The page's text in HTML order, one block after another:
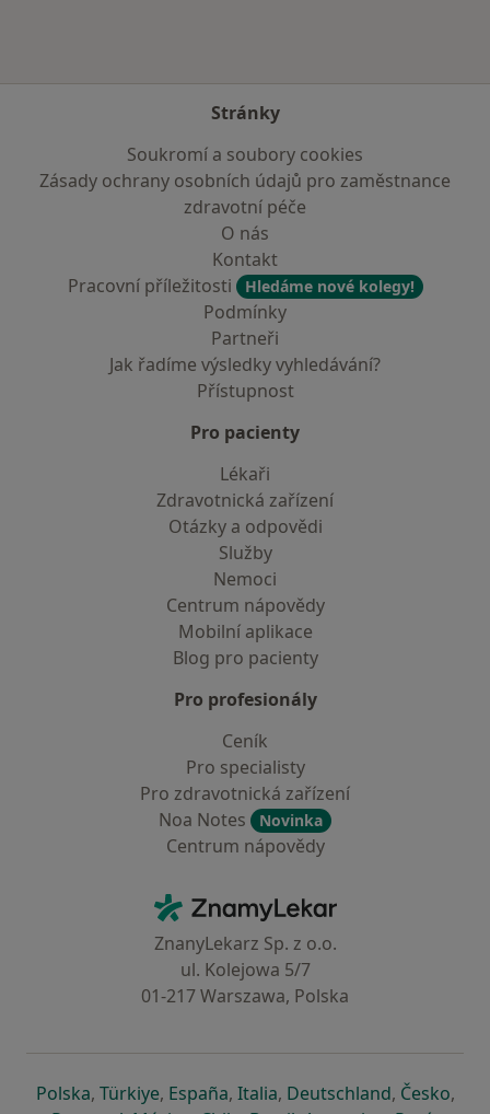
Stránky
Soukromí a soubory cookies
Zásady ochrany osobních údajů pro zaměstnance
zdravotní péče
O nás
Kontakt
Pracovní příležitosti
Hledáme nové kolegy!
Podmínky
Partneři
Jak řadíme výsledky vyhledávání?
Přístupnost
Pro pacienty
Lékaři
Zdravotnická zařízení
Otázky a odpovědi
Služby
Nemoci
Centrum nápovědy
Mobilní aplikace
Blog pro pacienty
Pro profesionály
Ceník
Pro specialisty
Pro zdravotnická zařízení
Noa Notes
Novinka
Centrum nápovědy
ZnamyLekar - Hlavní stránka
ZnanyLekarz Sp. z o.o.
ul. Kolejowa 5/7
01-217 Warszawa, Polska
Polskase otevře v nové záložce
, Türkiyese otevře v nové záložce
, Españase otevře v nové záložce
, Italiase otevře v nové záložce
, Deutschlandse otevře v
, Českose
,